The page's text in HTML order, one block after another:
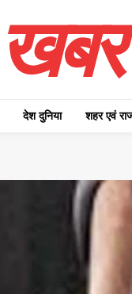
देश दुनिया शहर एवं